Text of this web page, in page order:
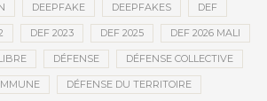
DEEPFAKE DEEPFAKES DEF
DEF 2023 DEF 2025 DEF 2026 MALI
DÉFENSE DÉFENSE COLLECTIVE
DÉFENSE DU TERRITOIRE